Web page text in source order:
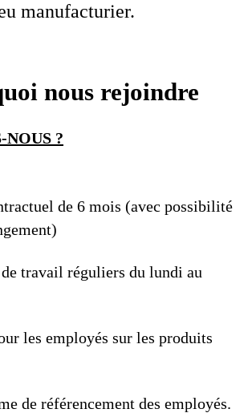
manufacturier.
nous rejoindre
NOUS ?
de 6 mois (avec possibilité
travail réguliers du lundi au
les employés sur les produits
de référencement des employés.